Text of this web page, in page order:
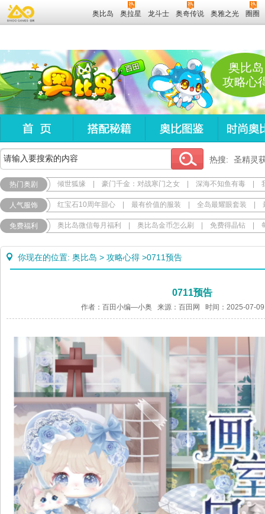
奥比岛 奥拉星 龙斗士 奥奇传说 奥雅之光 圈圈
奥比岛
攻略心
热搜: 圣精灵
热门奥剧 倾世狐缘 豪门千金：对战寒门之女 深海不知鱼有毒
人气服饰 红宝石10周年甜心 最有价值的服装 全岛最耀眼套装
免费福利 奥比岛微信每月福利 奥比岛金币怎么刷 免费得晶钻
你现在的位置: 奥比岛 > 攻略心得 >0711预告
0711预告
作者：百田小编—小奥 来源：百田网 时间：2025-07-